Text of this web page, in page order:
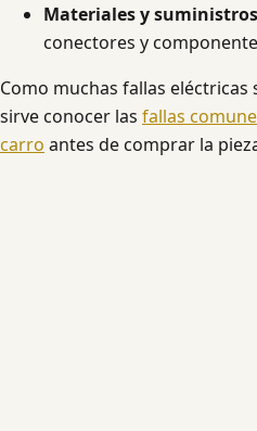
Materiales y
conectores y
Como muchas fallas
sirve conocer las fallas
carro antes de comprar la